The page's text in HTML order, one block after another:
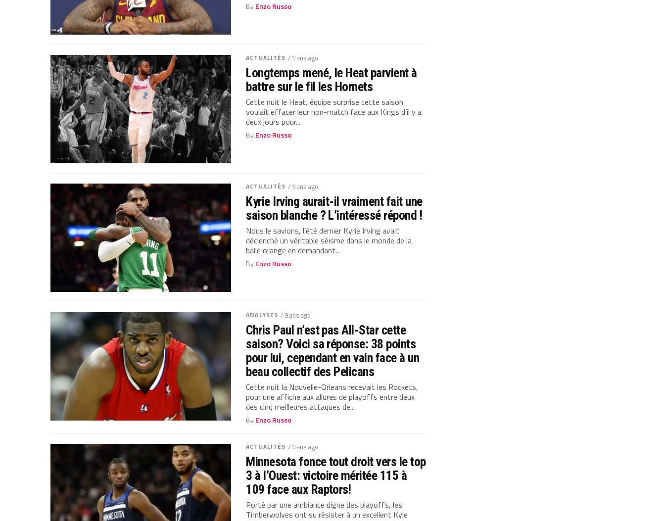
ByEnzo Russo
ACTUALITÉS / 9 ans ago
Longtemps mené, le Heat parvient à
battre sur le fil les Hornets
Cette nuit le Heat, équipe surprise cette saison
voulait effacer leur non-match face aux Kings d’il y a
deux jours pour...
ByEnzo Russo
ACTUALITÉS / 9 ans ago
Kyrie Irving aurait-il vraiment fait une
saison blanche ? L’intéressé répond !
Nous le savions, l’été dernier Kyrie Irving avait
déclenché un véritable séisme dans le monde de la
balle orange en demandant...
ByEnzo Russo
ANALYSES / 9 ans ago
Chris Paul n’est pas All-Star cette
saison? Voici sa réponse: 38 points
pour lui, cependant en vain face à un
beau collectif des Pelicans
Cette nuit la Nouvelle-Orleans recevait les Rockets,
pour une affiche aux allures de playoffs entre deux
des cinq meilleures attaques de...
ByEnzo Russo
ACTUALITÉS / 9 ans ago
Minnesota fonce tout droit vers le top
3 à l’Ouest: victoire méritée 115 à
109 face aux Raptors!
Porté par une ambiance digne des playoffs, les
Timberwolves ont su résister à un excellent Kyle